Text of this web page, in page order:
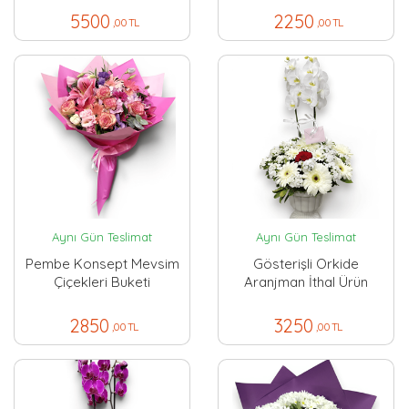
5500 ,00 TL 2250 ,00 TL
Aynı Gün Teslimat
Pembe Konsept Mevsim
Çiçekleri Buketi
2850 ,00 TL
Aynı Gün Teslimat
Gösterişli Orkide
Aranjman İthal Ürün
3250 ,00 TL